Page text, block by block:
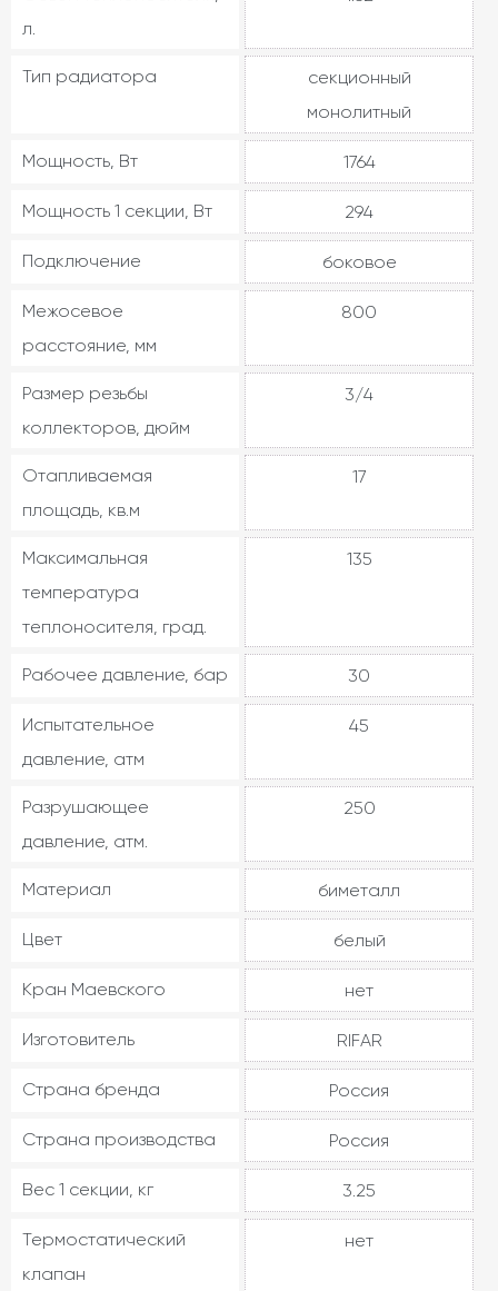
л.
Тип радиатора
секционный
монолитный
Мощность, Вт 1764
Мощность 1 секции, Вт 294
Подключение боковое
Межосевое
расстояние, мм
800
Размер резьбы
коллекторов, дюйм
3/4
Отапливаемая
площадь, кв.м
17
Максимальная
температура
теплоносителя, град.
135
Рабочее давление, бар 30
Испытательное
давление, атм
45
Разрушающее
давление, атм.
250
Материал биметалл
Цвет белый
Кран Маевского нет
Изготовитель RIFAR
Страна бренда Россия
Страна производства Россия
Вес 1 секции, кг 3.25
Термостатический
клапан
нет